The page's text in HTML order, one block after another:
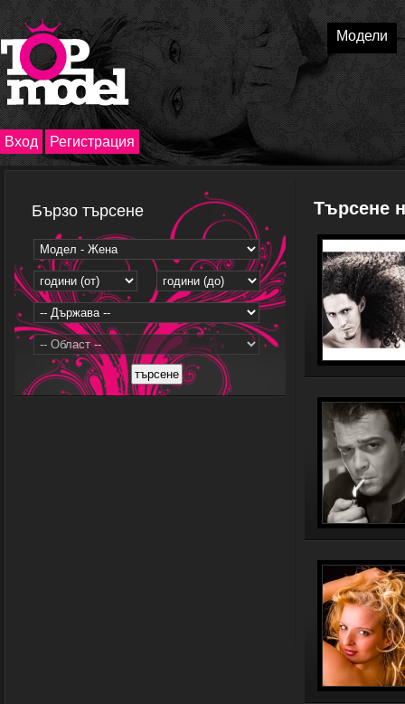
Модели
Вход Регистрация
Бързо търсене Търсене